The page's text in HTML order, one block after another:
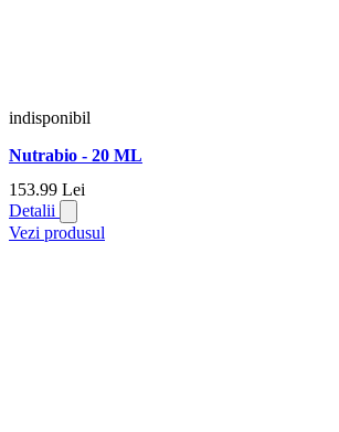
indisponibil
Nutrabio - 20 ML
153.99 Lei
Detalii
Vezi produsul